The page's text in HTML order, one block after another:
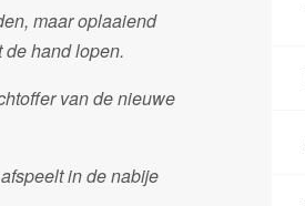
maar oplaaiend
hand lopen.
van de nieuwe
in de nabije